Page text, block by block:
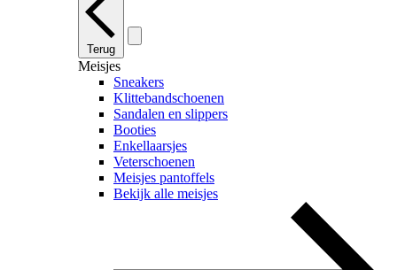
Terug
Meisjes
Sneakers
Klittebandschoenen
Sandalen en slippers
Booties
Enkellaarsjes
Veterschoenen
Meisjes pantoffels
Bekijk alle meisjes